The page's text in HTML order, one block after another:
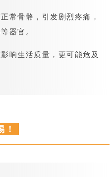
常骨骼，引发剧烈疼痛，
器官。
响生活质量，更可能危及
！